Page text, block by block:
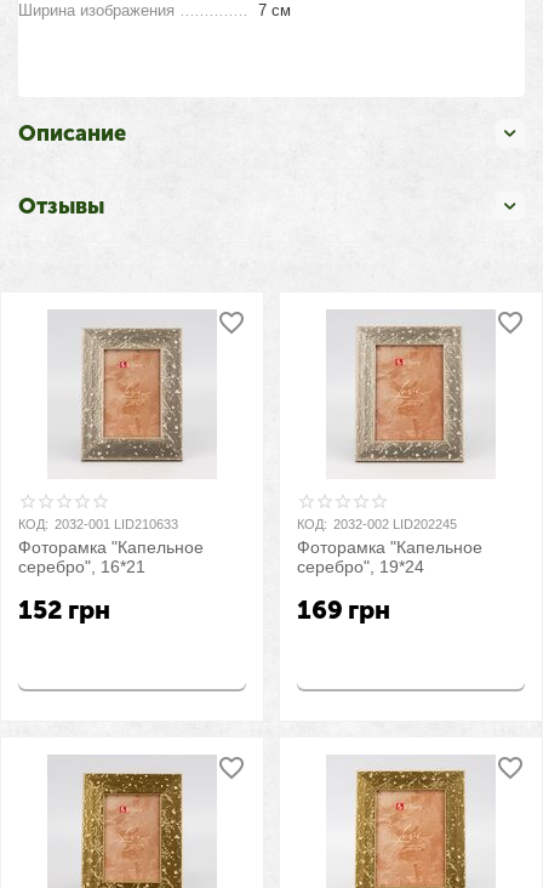
Ширина изображения 7 см
Описание
Отзывы
КОД: 2032-001 LID210633
Фоторамка "Капельное
серебро", 16*21
152 грн
КОД: 2032-002 LID202245
Фоторамка "Капельное
серебро", 19*24
169 грн